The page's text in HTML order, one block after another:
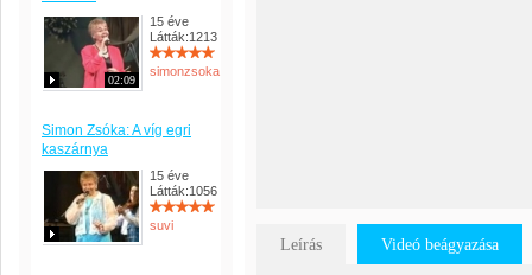
02:09
15 éve
Látták:1213
simonzsoka
Simon Zsóka: A víg egri
kaszárnya
15 éve
Látták:1056
suvi
Leírás Videó beágyazása